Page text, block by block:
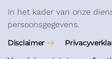
In het kader van onze
persoonsgegevens.
Disclaimer